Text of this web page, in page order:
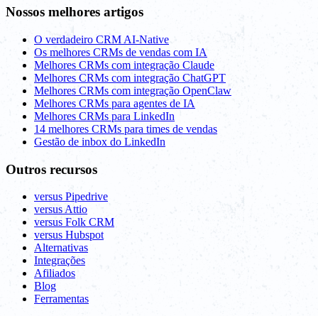
Nossos melhores artigos
O verdadeiro CRM AI-Native
Os melhores CRMs de vendas com IA
Melhores CRMs com integração Claude
Melhores CRMs com integração ChatGPT
Melhores CRMs com integração OpenClaw
Melhores CRMs para agentes de IA
Melhores CRMs para LinkedIn
14 melhores CRMs para times de vendas
Gestão de inbox do LinkedIn
Outros recursos
versus Pipedrive
versus Attio
versus Folk CRM
versus Hubspot
Alternativas
Integrações
Afiliados
Blog
Ferramentas